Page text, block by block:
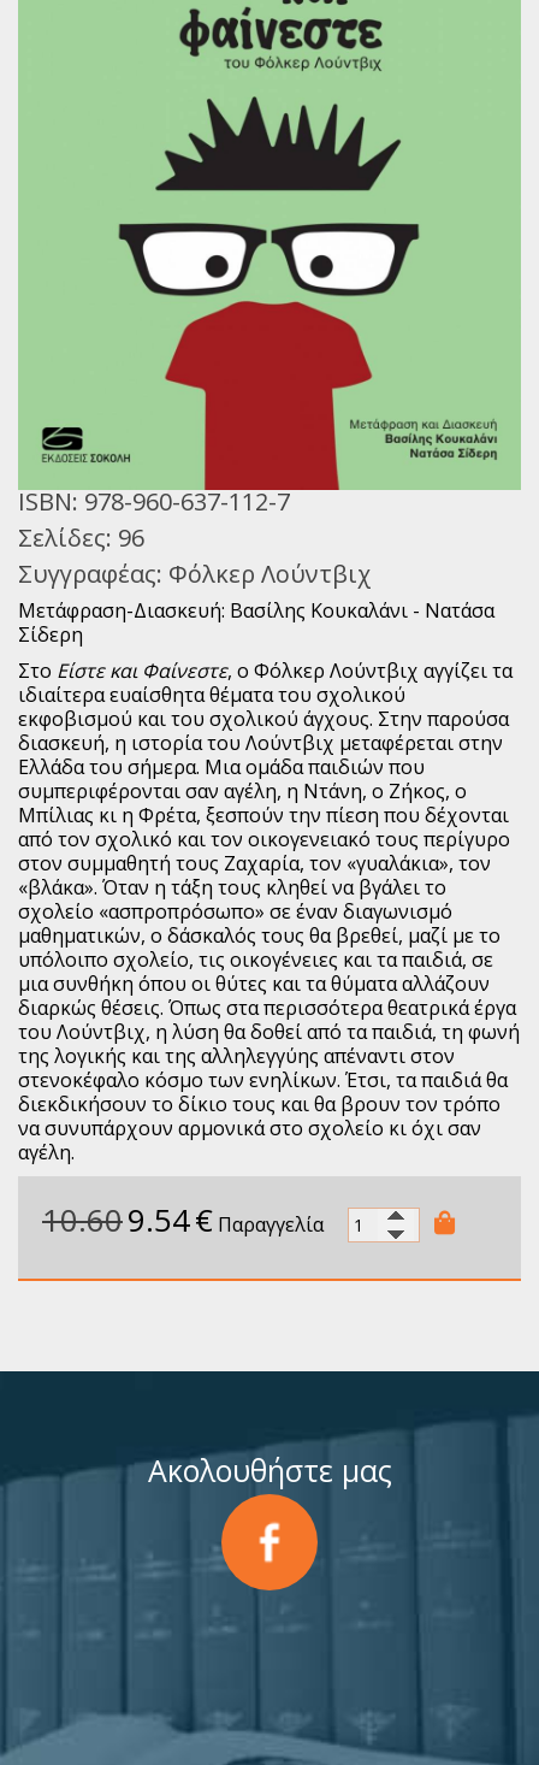
Παγκόσμια Ποίηση
Βιβλία για Παιδιά
Εφηβική Λογοτεχνία
Ελληνικό Θέατρο
Παγκόσμιο Θέατρο
Ιστορία
Λεξικά
ISBN: 978-960-637-112-7
Σελίδες: 96
Συγγραφέας: Φόλκερ Λούντβιχ
Μετάφραση-Διασκευή: Βασίλης Κουκαλάνι - Νατάσα
Σίδερη
Στο Είστε και Φαίνεστε, ο Φόλκερ Λούντβιχ αγγίζει τα
ιδιαίτερα ευαίσθητα θέματα του σχολικού
εκφοβισμού και του σχολικού άγχους. Στην παρούσα
διασκευή, η ιστορία του Λούντβιχ μεταφέρεται στην
Ελλάδα του σήμερα. Μια ομάδα παιδιών που
συμπεριφέρονται σαν αγέλη, η Ντάνη, ο Ζήκος, ο
Μπίλιας κι η Φρέτα, ξεσπούν την πίεση που δέχονται
από τον σχολικό και τον οικογενειακό τους περίγυρο
στον συμμαθητή τους Ζαχαρία, τον «γυαλάκια», τον
«βλάκα». Όταν η τάξη τους κληθεί να βγάλει το
σχολείο «ασπροπρόσωπο» σε έναν διαγωνισμό
μαθηματικών, ο δάσκαλός τους θα βρεθεί, μαζί με το
υπόλοιπο σχολείο, τις οικογένειες και τα παιδιά, σε
μια συνθήκη όπου οι θύτες και τα θύματα αλλάζουν
διαρκώς θέσεις. Όπως στα περισσότερα θεατρικά έργα
του Λούντβιχ, η λύση θα δοθεί από τα παιδιά, τη φωνή
της λογικής και της αλληλεγγύης απέναντι στον
στενοκέφαλο κόσμο των ενηλίκων. Έτσι, τα παιδιά θα
διεκδικήσουν το δίκιο τους και θα βρουν τον τρόπο
να συνυπάρχουν αρμονικά στο σχολείο κι όχι σαν
αγέλη.
10.609.54€ Παραγγελία
Ακολουθήστε μας